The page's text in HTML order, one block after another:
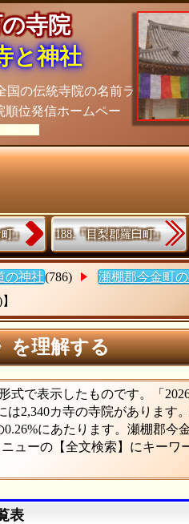
の寺院
と神社
国の伝統寺院の名前ラ
順位発信ホームペー
07/28]
』 188.『目梨郡羅臼町』
の神社(786) 瀬棚郡今金町
を理解する
で表示したものです。「
2,340カ寺の寺院があります
にあたります。瀬棚郡今
ューの【全文検索】にキーワ
表